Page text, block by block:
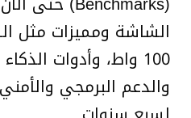
الشاشة ومميزات مثل
100 واط، وأدوات
والدعم البرمجي